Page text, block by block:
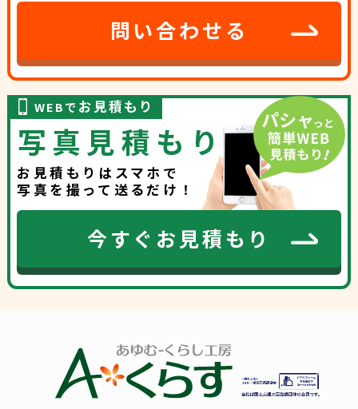
問い合わせる
WEBでお見積もり
お見積もりはスマホで
写真を撮って送るだけ！
写真見積もり
今すぐお見積もり